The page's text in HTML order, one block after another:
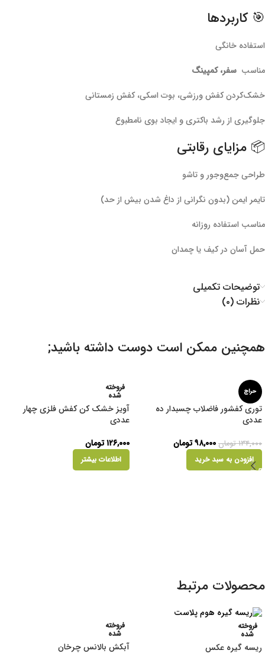
🎯 کاربردها
استفاده خانگی
مناسب سفر، کمپینگ
خشک‌کردن کفش ورزشی، بوت اسکی، کفش زمستانی
جلوگیری از رشد باکتری و ایجاد بوی نامطبوع
📦 مزایای رقابتی
طراحی جمع‌وجور و تاشو
تایمر ایمن (بدون نگرانی از داغ شدن بیش از حد)
مناسب استفاده روزانه
حمل آسان در کیف یا چمدان
توضیحات تکمیلی
نظرات (۰)
همچنین ممکن است دوست داشته باشید;
حراج
توری کفشور فاضلاب چسبدار ده
عددی
۱۳۴,۰۰۰ تومان ۹۸,۰۰۰تومان
افزودن به سبد خرید
فروخته
شده
آویز خشک کن کفش فلزی چهار
عددی
۱۲۶,۰۰۰تومان
اطلاعات بیشتر
محصولات مرتبط
فروخته
شده
ریسه گیره عکس
فروخته
شده
آبکش بالانس چرخان